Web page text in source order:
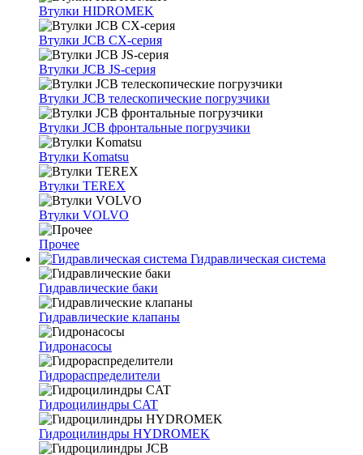
Втулки HIDROMEK
Втулки JCB CX-серия
Втулки JCB JS-серия
Втулки JCB телескопические погрузчики
Втулки JCB фронтальные погрузчики
Втулки Komatsu
Втулки TEREX
Втулки VOLVO
Прочее
Гидравлическая система
Гидравлические баки
Гидравлические клапаны
Гидронасосы
Гидрораспределители
Гидроцилиндры CAT
Гидроцилиндры HYDROMEK